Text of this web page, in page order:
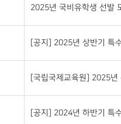
2025년 국비유학생 선발
[공지] 2025년 상반기 특
[국립국제교육원] 2025년
[공지] 2024년 하반기 특